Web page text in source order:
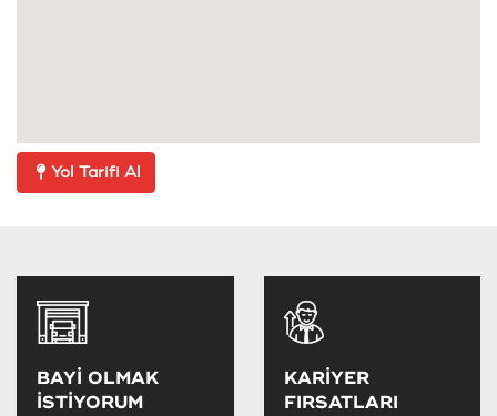
Yol Tarifi Al
BAYİ OLMAK
İSTİYORUM
KARİYER
FIRSATLARI